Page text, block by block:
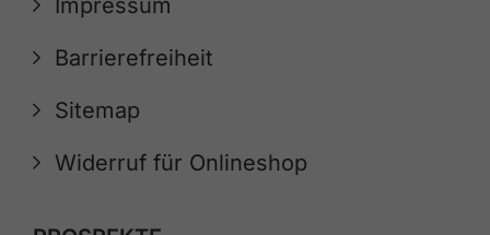
Impressum
Barrierefreiheit
Sitemap
Widerruf für Onlineshop